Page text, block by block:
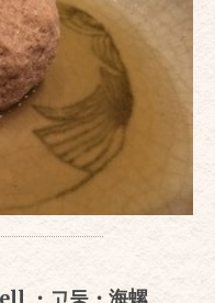
・고둥・海螺